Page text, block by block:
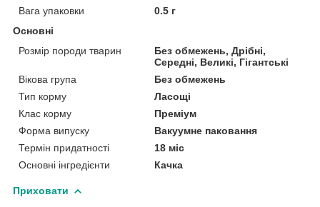
Вага упаковки
0.5 г
Основні
Розмір породи тварин
Без обмежень, Дрібні,
Середні, Великі, Гігантські
Вікова група
Без обмежень
Тип корму
Ласощі
Клас корму
Преміум
Форма випуску
Вакуумне паковання
Термін придатності
18 міс
Основні інгредієнти
Качка
Приховати